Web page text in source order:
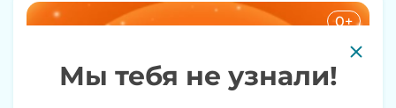
Мы тебя не узнали!
0+